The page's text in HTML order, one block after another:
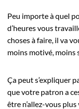
Peu importe à quel
d’heures vous
choses à faire, il va
moins motivé, moins
Ça peut s’expliquer
que votre patron a
être n’allez-vous